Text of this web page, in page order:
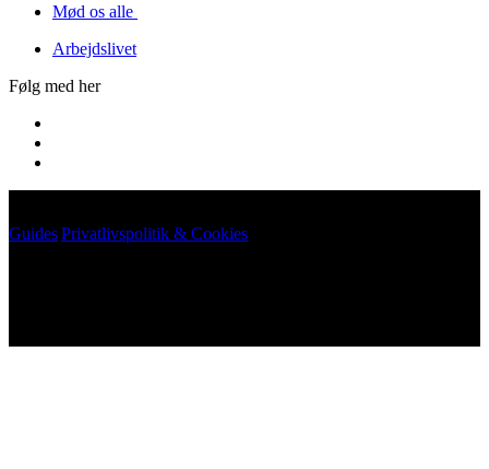
Mød os alle
Arbejdslivet
Følg med her
GuidesPrivatlivspolitik & Cookies